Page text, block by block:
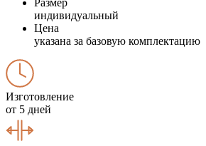
индивидуальный
Цена
указана за базовую комплектацию
Изготовление
от 5 дней